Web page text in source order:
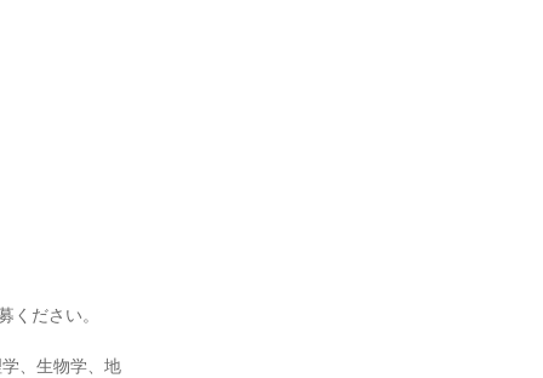
ください。
、生物学、地